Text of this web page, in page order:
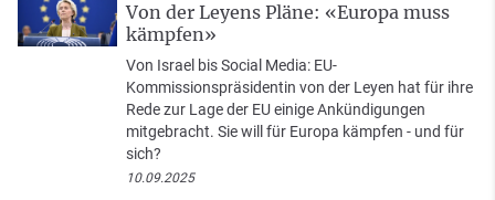
Von der Leyens Pläne: «Europa muss
kämpfen»
Von Israel bis Social Media: EU-
Kommissionspräsidentin von der Leyen hat für ihre
Rede zur Lage der EU einige Ankündigungen
mitgebracht. Sie will für Europa kämpfen - und für
sich?
10.09.2025